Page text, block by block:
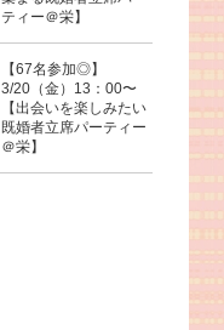
ティー＠栄】
【67名参加◎】
3/20（金）13：00〜
【出会いを楽しみたい
既婚者立席パーティー
＠栄】